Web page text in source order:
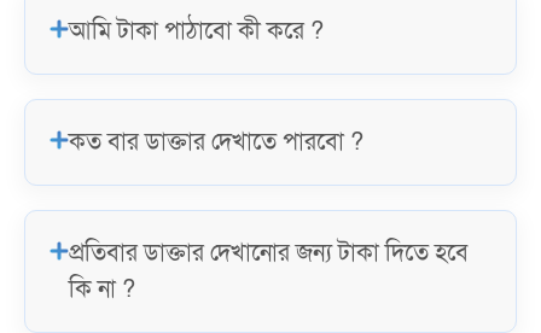
আমি টাকা পাঠাবো কী করে ?
কত বার ডাক্তার দেখাতে পারবো ?
প্রতিবার ডাক্তার দেখানোর জন্য টাকা দিতে হবে
কি না ?